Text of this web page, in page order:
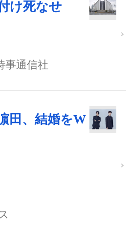
け死なせ
事通信社
田、結婚をW